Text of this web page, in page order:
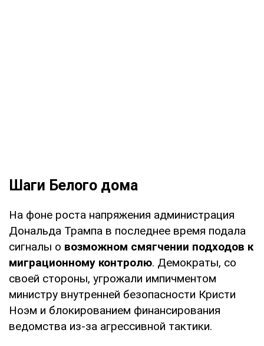
Шаги Белого дома
На фоне роста напряжения администрация
Дональда Трампа в последнее время подала
сигналы о возможном смягчении подходов к
миграционному контролю. Демократы, со
своей стороны, угрожали импичментом
министру внутренней безопасности Кристи
Ноэм и блокированием финансирования
ведомства из-за агрессивной тактики.